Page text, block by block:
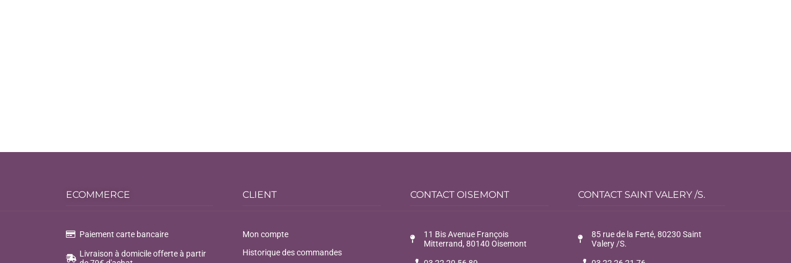
ECOMMERCE
Paiement carte bancaire
Livraison à domicile offerte à partir
CLIENT
Mon compte
Historique des commandes
CONTACT OISEMONT
11 Bis Avenue François
Mitterrand, 80140 Oisemont
CONTACT SAINT VALERY /S.
85 rue de la Ferté, 80230 Saint
Valery /S.